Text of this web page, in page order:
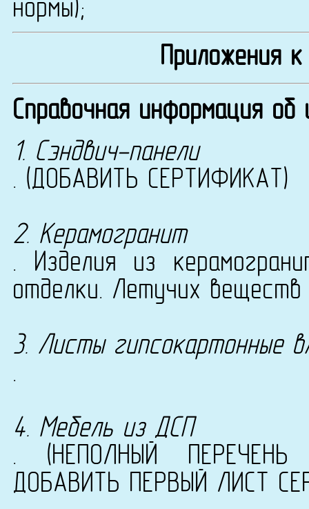
нормы);
Приложения
Справочная информация об
1. Сэндвич-панели
. (ДОБАВИТЬ СЕРТИФИКАТ)
2. Керамогранит
. Изделия из
отделки. Летучих веществ
3. Листы гипсокартонные
.
4. Мебель из ДСП
. (НЕПОЛНЫЙ
ДОБАВИТЬ ПЕРВЫЙ ЛИСТ